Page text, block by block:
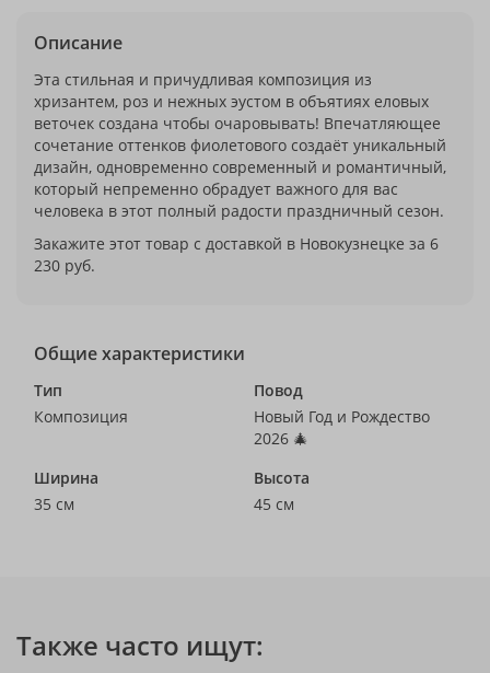
Описание
Эта стильная и причудливая композиция из
хризантем, роз и нежных эустом в объятиях еловых
веточек создана чтобы очаровывать! Впечатляющее
сочетание оттенков фиолетового создаёт уникальный
дизайн, одновременно современный и романтичный,
который непременно обрадует важного для вас
человека в этот полный радости праздничный сезон.
Закажите этот товар с доставкой в Новокузнецке за 6
230 руб.
Общие характеристики
Тип
Композиция
Повод
Новый Год и Рождество
2026 🎄
Ширина
35 см
Высота
45 см
Также часто ищут: